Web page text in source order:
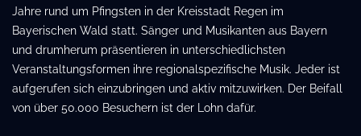
Jahre rund um Pfingsten in der Kreisstadt Regen im
Bayerischen Wald statt. Sänger und Musikanten aus Bayern
und drumherum präsentieren in unterschiedlichsten
Veranstaltungsformen ihre regionalspezifische Musik. Jeder ist
aufgerufen sich einzubringen und aktiv mitzuwirken. Der Beifall
von über 50.000 Besuchern ist der Lohn dafür.